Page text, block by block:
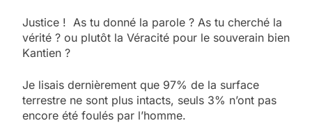
Justice ! As tu donné la parole ? As tu cherché la
vérité ? ou plutôt la Véracité pour le souverain bien
Kantien ?
Je lisais dernièrement que 97% de la surface
terrestre ne sont plus intacts, seuls 3% n’ont pas
encore été foulés par l’homme.